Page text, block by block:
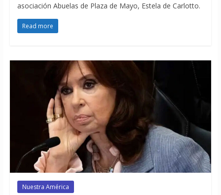
asociación Abuelas de Plaza de Mayo, Estela de Carlotto.
Read more
Nuestra América